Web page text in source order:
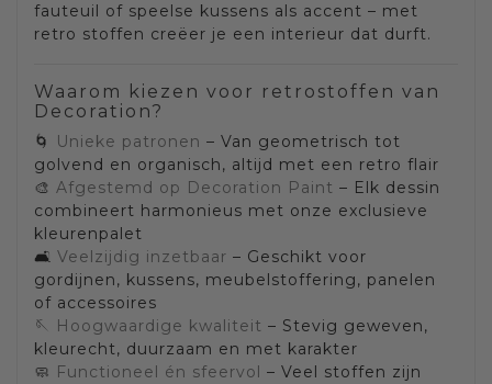
fauteuil of speelse kussens als accent – met
retro stoffen creëer je een interieur dat durft.
Waarom kiezen voor retrostoffen van
Decoration?
🌀 Unieke patronen – Van geometrisch tot
golvend en organisch, altijd met een retro flair
🎨 Afgestemd op Decoration Paint – Elk dessin
combineert harmonieus met onze exclusieve
kleurenpalet
🛋️ Veelzijdig inzetbaar – Geschikt voor
gordijnen, kussens, meubelstoffering, panelen
of accessoires
🪡
Hoogwaardige kwaliteit – Stevig geweven,
kleurecht, duurzaam en met karakter
🧼 Functioneel én sfeervol
– Veel stoffen zijn